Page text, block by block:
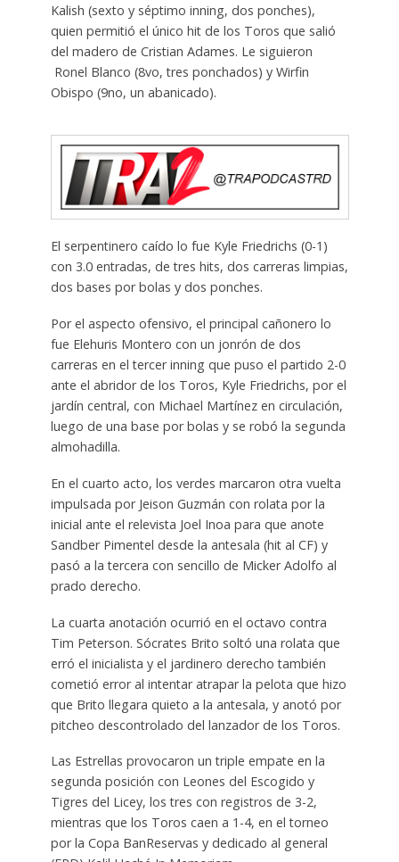
Kalish (sexto y séptimo inning, dos ponches),
quien permitió el único hit de los Toros que salió
del madero de Cristian Adames. Le siguieron
Ronel Blanco (8vo, tres ponchados) y Wirfin
Obispo (9no, un abanicado).
El serpentinero caído lo fue Kyle Friedrichs (0-1)
con 3.0 entradas, de tres hits, dos carreras limpias,
dos bases por bolas y dos ponches.
Por el aspecto ofensivo, el principal cañonero lo
fue Elehuris Montero con un jonrón de dos
carreras en el tercer inning que puso el partido 2-0
ante el abridor de los Toros, Kyle Friedrichs, por el
jardín central, con Michael Martínez en circulación,
luego de una base por bolas y se robó la segunda
almohadilla.
En el cuarto acto, los verdes marcaron otra vuelta
impulsada por Jeison Guzmán con rolata por la
inicial ante el relevista Joel Inoa para que anote
Sandber Pimentel desde la antesala (hit al CF) y
pasó a la tercera con sencillo de Micker Adolfo al
prado derecho.
La cuarta anotación ocurrió en el octavo contra
Tim Peterson. Sócrates Brito soltó una rolata que
erró el inicialista y el jardinero derecho también
cometió error al intentar atrapar la pelota que hizo
que Brito llegara quieto a la antesala, y anotó por
pitcheo descontrolado del lanzador de los Toros.
Las Estrellas provocaron un triple empate en la
segunda posición con Leones del Escogido y
Tigres del Licey, los tres con registros de 3-2,
mientras que los Toros caen a 1-4, en el torneo
por la Copa BanReservas y dedicado al general